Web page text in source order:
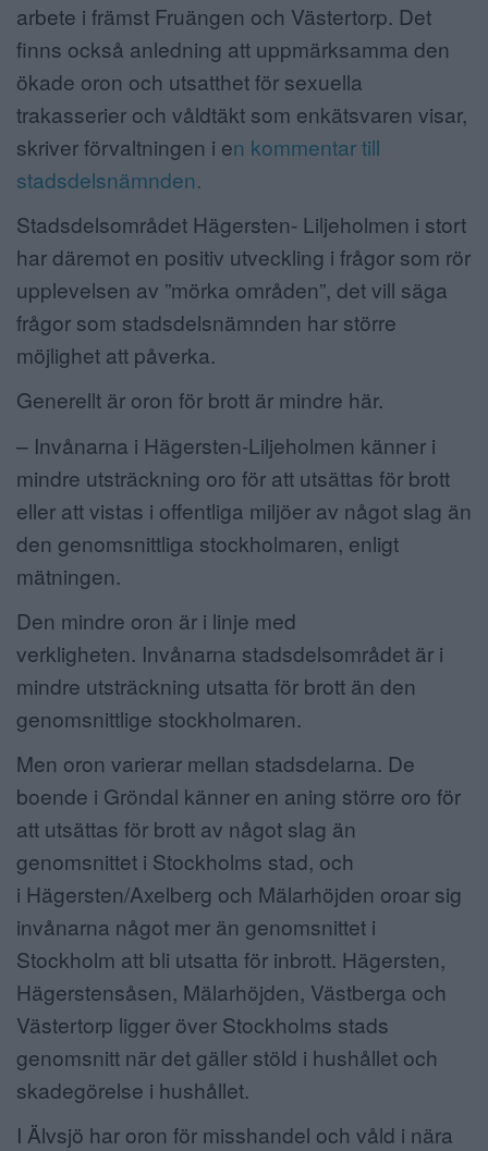
arbete i främst Fruängen och Västertorp. Det
finns också anledning att uppmärksamma den
ökade oron och utsatthet för sexuella
trakasserier och våldtäkt som enkätsvaren visar,
skriver förvaltningen i en kommentar till
stadsdelsnämnden.
Stadsdelsområdet Hägersten- Liljeholmen i stort
har däremot en positiv utveckling i frågor som rör
upplevelsen av ”mörka områden”, det vill säga
frågor som stadsdelsnämnden har större
möjlighet att påverka.
Generellt är oron för brott är mindre här.
– Invånarna i Hägersten-Liljeholmen känner i
mindre utsträckning oro för att utsättas för brott
eller att vistas i offentliga miljöer av något slag än
den genomsnittliga stockholmaren, enligt
mätningen.
Den mindre oron är i linje med
verkligheten. Invånarna stadsdelsområdet är i
mindre utsträckning utsatta för brott än den
genomsnittlige stockholmaren.
Men oron varierar mellan stadsdelarna. De
boende i Gröndal känner en aning större oro för
att utsättas för brott av något slag än
genomsnittet i Stockholms stad, och
i Hägersten/Axelberg och Mälarhöjden oroar sig
invånarna något mer än genomsnittet i
Stockholm att bli utsatta för inbrott. Hägersten,
Hägerstensåsen, Mälarhöjden, Västberga och
Västertorp ligger över Stockholms stads
genomsnitt när det gäller stöld i hushållet och
skadegörelse i hushållet.
I Älvsjö har oron för misshandel och våld i nära